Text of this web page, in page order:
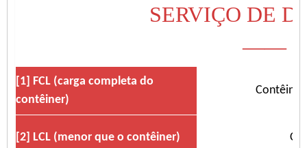
SERVIÇO DE
——
[1] FCL (carga completa do
contêiner)
Contêiner
[2] LCL (menor que o contêiner)